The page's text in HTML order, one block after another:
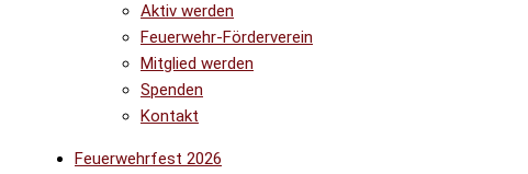
Aktiv werden
Feuerwehr-Förderverein
Mitglied werden
Spenden
Kontakt
Feuerwehrfest 2026